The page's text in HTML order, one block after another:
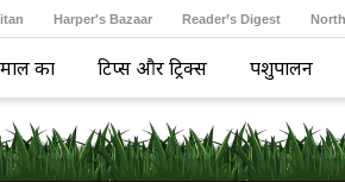
Harper's Bazaar Reader’s Digest
का टिप्स और ट्रिक्स पशुपालन